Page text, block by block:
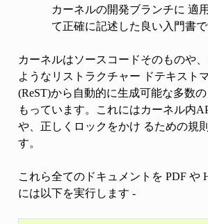
カーネルの開発ブランチに 適
て正確に記述した良い入門書で
カーネルはソースコードそのものや
ようなリストラクチャー ドテキスト
(ReST)から自動的に生成可能な多数
もっています。これにはカーネル内
や、正しくロックをかけ るための規
す。
これら全てのドキュメントを PDF や
には以下を実行します -